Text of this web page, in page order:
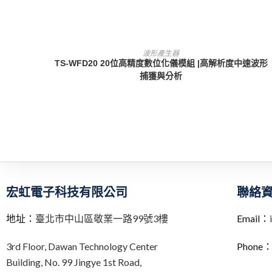
查看內容
波形產生器
TS-WFD20 20位高精度數位化儀模組 |高解析度中速波形
捕獲與分析
宏虹電子科技有限公司
地址： 臺北市中山區敬業一路99號3樓
3rd Floor, Dawan Technology Center
Building, No. 99 Jingye 1st Road,
聯絡
Email：
Phone